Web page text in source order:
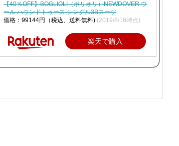
【40％OFF】BOGLIOLI（ボリオリ）NEWDOVER ウ
ール ハウンドトゥース シングル3Bスーツ
価格：99144円（税込、送料無料) (2019/8/16時点)
楽天で購入